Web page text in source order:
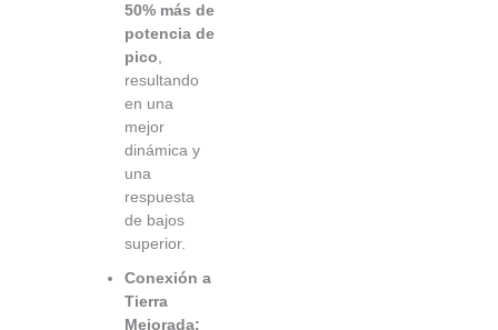
50% más de
potencia de
pico,
resultando
en una
mejor
dinámica y
una
respuesta
de bajos
superior.
Conexión a
Tierra
Mejorada: